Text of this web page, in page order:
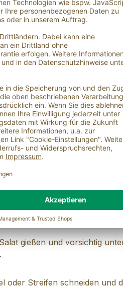
kleinen Schüssel sorgfältig
Salatschüssel geben.
gießen und vorsichtig
oder Streifen schneiden und